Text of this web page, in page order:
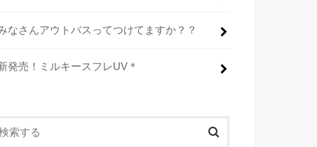
なさんアウトバスってつけてますか？？
発売！ミルキースフレUV＊